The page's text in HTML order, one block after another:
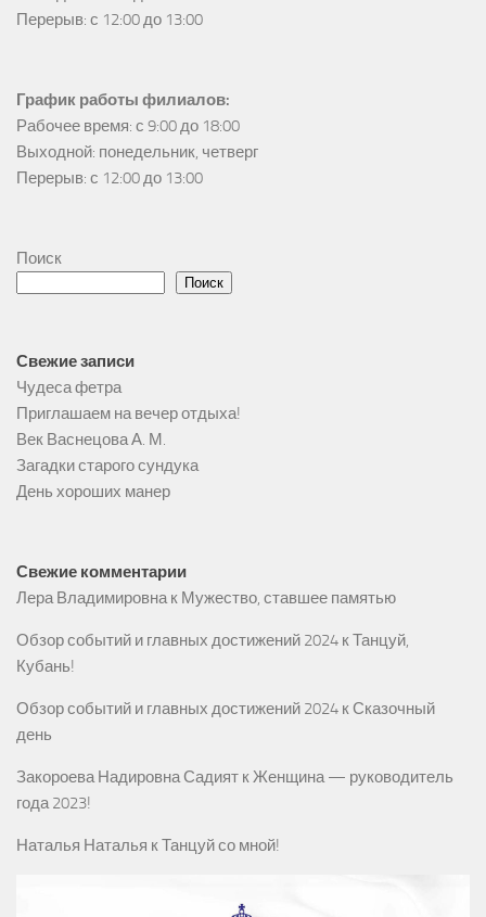
Перерыв: с 12:00 до 13:00
График работы филиалов:
Рабочее время: с 9:00 до 18:00
Выходной: понедельник, четверг
Перерыв: с 12:00 до 13:00
Поиск
Поиск
Свежие записи
Чудеса фетра
Приглашаем на вечер отдыха!
Век Васнецова А. М.
Загадки старого сундука
День хороших манер
Свежие комментарии
Лера Владимировнак Мужество, ставшее памятью
Обзор событий и главных достижений 2024 кТанцуй,
Кубань!
Обзор событий и главных достижений 2024 кСказочный
день
Закороева Надировна Садият кЖенщина — руководитель
года 2023!
Наталья Наталья кТанцуй со мной!